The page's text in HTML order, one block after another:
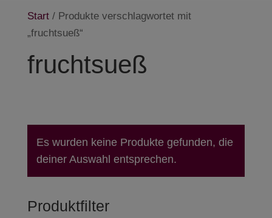
Start/ Produkte verschlagwortet mit
„fruchtsueß“
fruchtsueß
Es wurden keine Produkte gefunden, die
deiner Auswahl entsprechen.
Produktfilter